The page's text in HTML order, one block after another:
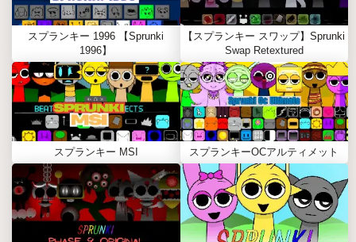
スプランキー 1996 【Sprunki
1996】
【スプランキー スワップ】Sprunki
Swap Retextured
スプランキー MSI スプランキーOCアルティメット